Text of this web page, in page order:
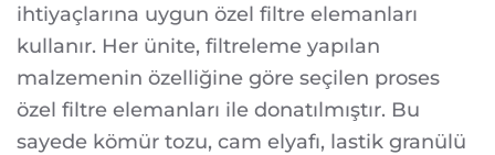
ihtiyaçlarına uygun özel filtre elemanları
kullanır. Her ünite, filtreleme yapılan
malzemenin özelliğine göre seçilen proses
özel filtre elemanları ile donatılmıştır. Bu
sayede kömür tozu, cam elyafı, lastik granülü